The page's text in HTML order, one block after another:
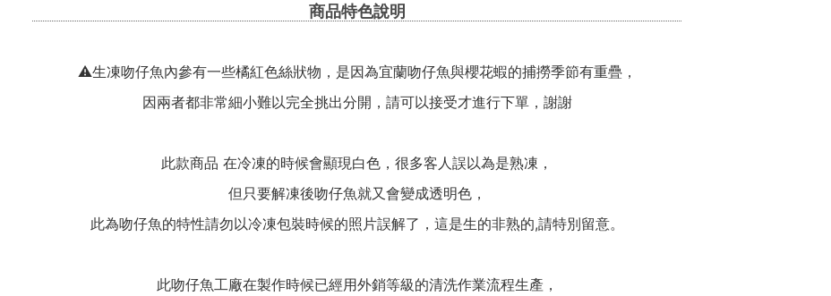
商品特色說明
⚠️生凍吻仔魚內參有一些橘紅色絲狀物，是因為宜蘭吻仔魚與櫻花蝦的捕撈季節有重疊，
因兩者都非常細小難以完全挑出分開，請可以接受才進行下單，謝謝
此款商品 在冷凍的時候會顯現白色，很多客人誤以為是熟凍，
但只要解凍後吻仔魚就又會變成透明色，
此為吻仔魚的特性請勿以冷凍包裝時候的照片誤解了，這是生的非熟的,請特別留意。
此吻仔魚工廠在製作時候已經用外銷等級的清洗作業流程生產，